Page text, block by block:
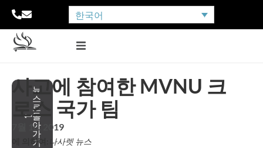
한국어
뉴
스
로
돌
아
가
기
사고에 참여한 MVNU 크
로스 국가 팀
7월 10, 2019
에 의하여: 나사렛 뉴스